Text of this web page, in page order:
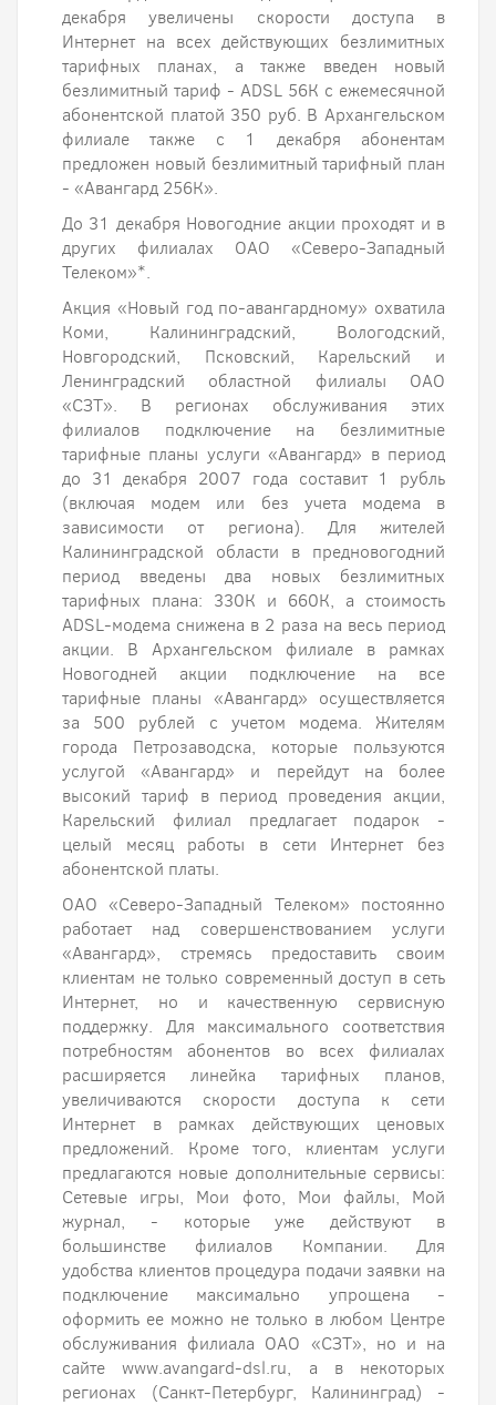
декабря увеличены скорости доступа в
Интернет на всех действующих безлимитных
тарифных планах, а также введен новый
безлимитный тариф - ADSL 56К с ежемесячной
абонентской платой 350 руб. В Архангельском
филиале также с 1 декабря абонентам
предложен новый безлимитный тарифный план
- «Авангард 256К».
До 31 декабря Новогодние акции проходят и в
других филиалах ОАО «Северо-Западный
Телеком»*.
Акция «Новый год по-авангардному» охватила
Коми, Калининградский, Вологодский,
Новгородский, Псковский, Карельский и
Ленинградский областной филиалы ОАО
«СЗТ». В регионах обслуживания этих
филиалов подключение на безлимитные
тарифные планы услуги «Авангард» в период
до 31 декабря 2007 года составит 1 рубль
(включая модем или без учета модема в
зависимости от региона). Для жителей
Калининградской области в предновогодний
период введены два новых безлимитных
тарифных плана: 330К и 660К, а стоимость
ADSL-модема снижена в 2 раза на весь период
акции. В Архангельском филиале в рамках
Новогодней акции подключение на все
тарифные планы «Авангард» осуществляется
за 500 рублей с учетом модема. Жителям
города Петрозаводска, которые пользуются
услугой «Авангард» и перейдут на более
высокий тариф в период проведения акции,
Карельский филиал предлагает подарок -
целый месяц работы в сети Интернет без
абонентской платы.
ОАО «Северо-Западный Телеком» постоянно
работает над совершенствованием услуги
«Авангард», стремясь предоставить своим
клиентам не только современный доступ в сеть
Интернет, но и качественную сервисную
поддержку. Для максимального соответствия
потребностям абонентов во всех филиалах
расширяется линейка тарифных планов,
увеличиваются скорости доступа к сети
Интернет в рамках действующих ценовых
предложений. Кроме того, клиентам услуги
предлагаются новые дополнительные сервисы:
Сетевые игры, Мои фото, Мои файлы, Мой
журнал, - которые уже действуют в
большинстве филиалов Компании. Для
удобства клиентов процедура подачи заявки на
подключение максимально упрощена -
оформить ее можно не только в любом Центре
обслуживания филиала ОАО «СЗТ», но и на
сайте www.avangard-dsl.ru, а в некоторых
регионах (Санкт-Петербург, Калининград) -